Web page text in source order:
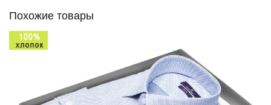
Похожие товары